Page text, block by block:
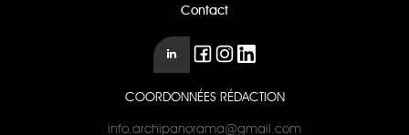
Contact
COORDONNÉES RÉDACTION
info.archipanorama@gmail.com